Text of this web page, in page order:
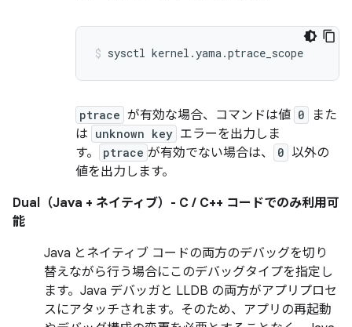
ptrace が有効な場合、コマンドは値 0
また
は unknown key エラーを出力しま
す。
ptrace が有効でない場合は、 0 以外の
値を出力します。
Dual（Java + ネイティブ）- C / C++ コードでのみ利用可
能
Java とネイティブ コードの両方のデバッグを切り
替えながら行う場合にこのデバッグタイプを指定し
ます。Java デバッガと LLDB の両方がアプリプロセ
スにアタッチされます。そのため、アプリの再起動